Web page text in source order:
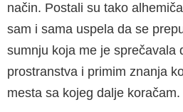
način. Postali su tako
sam i sama uspela da se
sumnju koja me je sprečavala
prostranstva i primim znanja
mesta sa kojeg dalje koračam.